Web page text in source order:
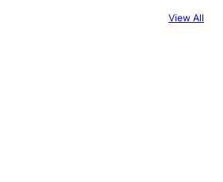
View All